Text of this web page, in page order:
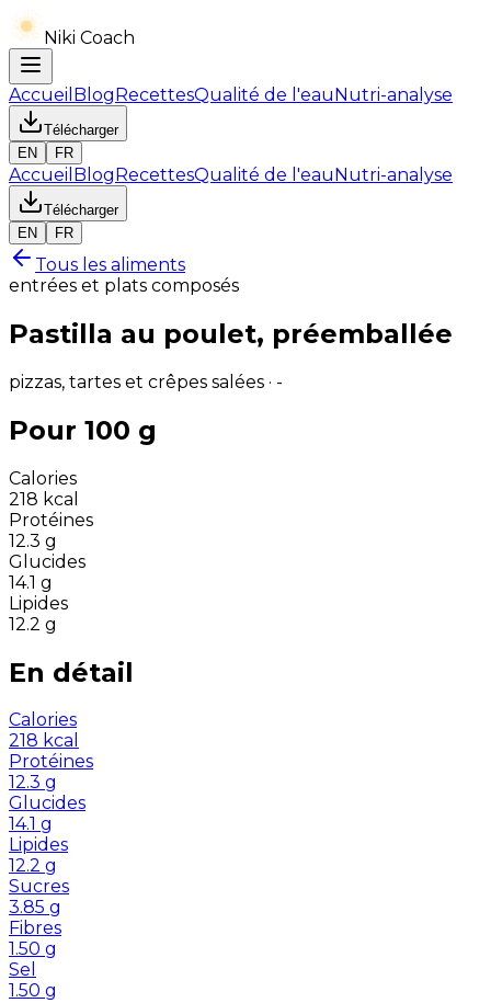
Niki Coach
Accueil BlogRecettesQualité de l'eauNutri-analyse
Télécharger
EN
FR
Accueil BlogRecettesQualité de l'eauNutri-analyse
Télécharger
EN
FR
Tous les aliments
entrées et plats composés
Pastilla au poulet, préemballée
pizzas, tartes et crêpes salées · -
Pour 100 g
Calories
218 kcal
Protéines
12.3 g
Glucides
14.1 g
Lipides
12.2 g
En détail
Calories
218 kcal
Protéines
12.3 g
Glucides
14.1 g
Lipides
12.2 g
Sucres
3.85 g
Fibres
1.50 g
Sel
1.50 g